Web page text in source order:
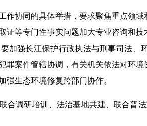
作协同的具体举措，要求聚焦重点领
证等专门性事实问题加大专业咨询和
加强长江保护行政执法与刑事司法、
罪案件管辖协调，有关机关依法对环
强生态环境修复跨部门协作。
合调研培训、法治基地共建、联合普